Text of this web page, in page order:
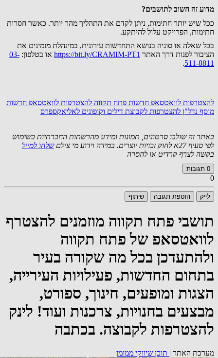
מדוע זה חשוב לתושבים?
ככל שיש יותר חתימות, ניתן לקדם את התהליך מהר יותר. כאשר חסרות
חתימות, הפרויקט עלול להיתקע.
בכל שאלה או סוגיה בנושא התחדשות עירונית, במינהלת מזמינים את
הציבור לפנות דרך האתר https://bit.ly/CRAMIM-PT1 או בטלפון: 03-
511-8811
.
להצטרפות לוואטסאפ חדשות פתח תקווה להצטרפות לוואטסאפ חדשות
מוסף נדל"ן להצטרפות לקבוצת דילים וקופונים לאליאקספרס
באתר זה שולבו סרטונים, תמונות ומידע מהרשתות החברתיות בשימוש
לפי סעיף 27א לחוק זכויות יוצרים. במידה וידוע מי צילם
שלחו למייל
בקשה לצרף קרדיט או להסרה
0 תגובות
0
לייק הוספת תגובה שיתוף
תושבי פתח תקווה מוזמנים להצטרף
לוואטסאפ של פתח תקווה
ולהתעדכן בכל מה שקורה בעיר
בתחום החדשות, פעילויות העירייה,
הצגות ומופעים, חינוך, ספורט,
מבצעים בחנויות, צרכנות ועוד! לינק
להצטרפות לקבוצה. בכתבה
מערכת האתר | תוכן שיווקי ממומן